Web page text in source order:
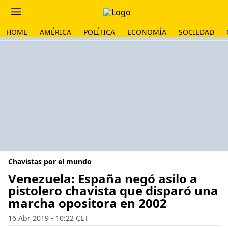
HOME AMÉRICA POLÍTICA ECONOMÍA SOCIEDAD
Chavistas por el mundo
Venezuela: España negó asilo a
pistolero chavista que disparó una
marcha opositora en 2002
16 Abr 2019 - 10:22 CET